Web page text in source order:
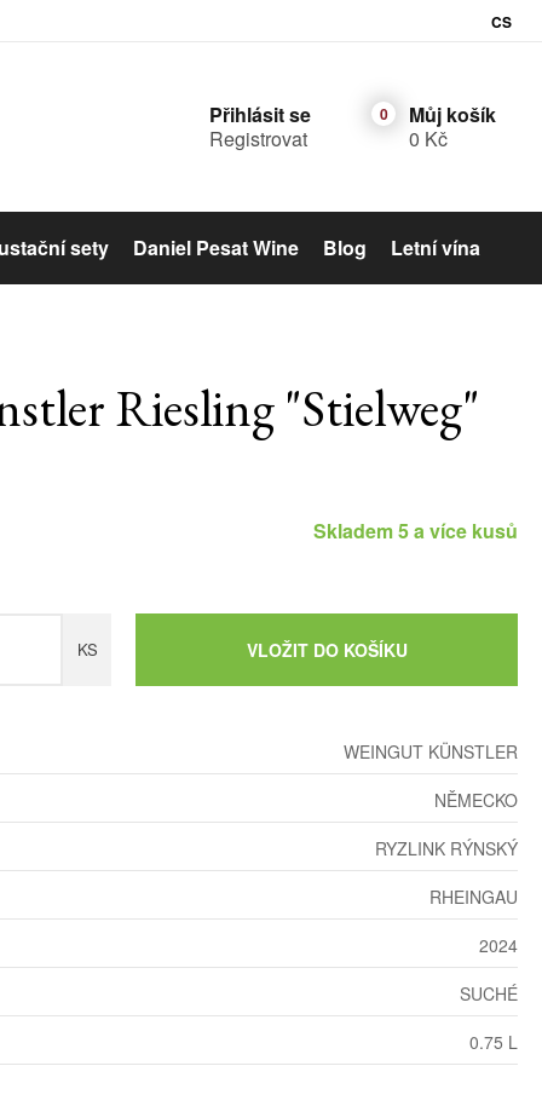
CS
Přihlásit se
Registrovat
Můj košík
0 Kč
sety Daniel Pesat Wine Blog Letní vína
Riesling "Stielweg"
Skladem 5 a více kusů
KS VLOŽIT DO KOŠÍKU
WEINGUT KÜNSTLER
NĚMECKO
RYZLINK RÝNSKÝ
RHEINGAU
2024
SUCHÉ
0.75 L